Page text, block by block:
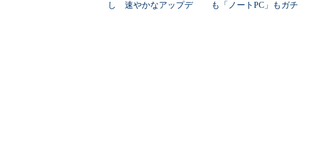
し 速やかなアップデ
も「ノートPC」もガチ